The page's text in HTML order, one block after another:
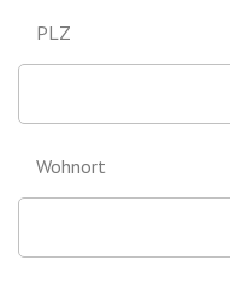
PLZ
Wohnort